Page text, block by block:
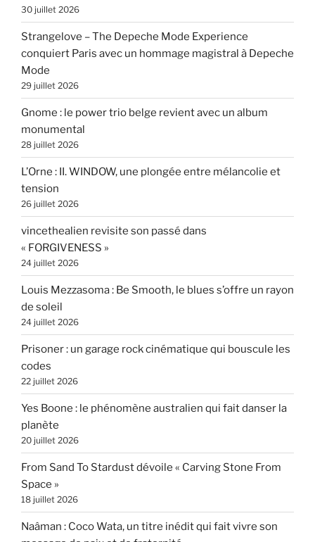
30 juillet 2026
Strangelove – The Depeche Mode Experience
conquiert Paris avec un hommage magistral à Depeche
Mode
29 juillet 2026
Gnome : le power trio belge revient avec un album
monumental
28 juillet 2026
L’Orne : II. WINDOW, une plongée entre mélancolie et
tension
26 juillet 2026
vincethealien revisite son passé dans
« FORGIVENESS »
24 juillet 2026
Louis Mezzasoma : Be Smooth, le blues s’offre un rayon
de soleil
24 juillet 2026
Prisoner : un garage rock cinématique qui bouscule les
codes
22 juillet 2026
Yes Boone : le phénomène australien qui fait danser la
planète
20 juillet 2026
From Sand To Stardust dévoile « Carving Stone From
Space »
18 juillet 2026
Naâman : Coco Wata, un titre inédit qui fait vivre son